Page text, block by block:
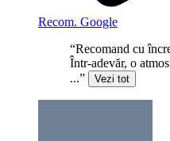
Recom. Google
“Recomand cu
Într-adevăr, o
...”
Vezi tot